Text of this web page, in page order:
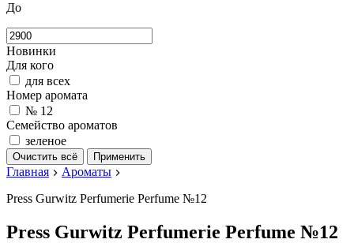
До
Новинки
Для кого
для всех
Номер аромата
№ 12
Семейство ароматов
зеленое
Очистить всё Применить
Главная
Ароматы
Press Gurwitz Perfumerie Perfume №12
Press Gurwitz Perfumerie Perfume №12